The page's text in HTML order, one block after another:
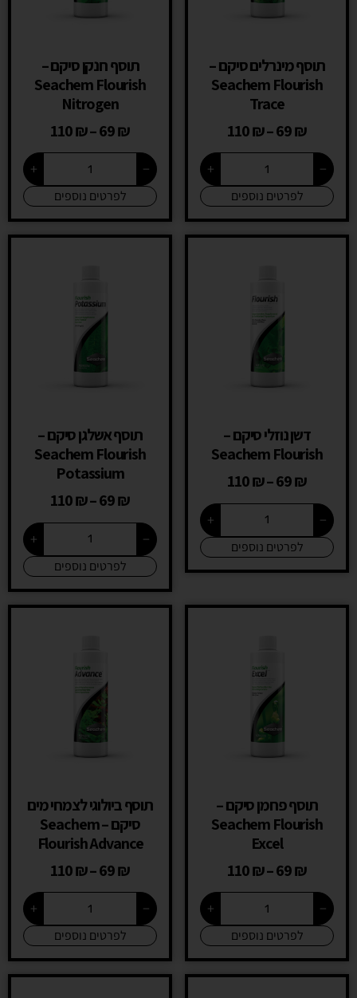
תוסף מינרלים סיקם –
Seachem Flourish
Trace
69₪
–
110₪
−
+
לפרטים נוספים
תוסף חנקן סיקם –
Seachem Flourish
Nitrogen
69₪
–
110₪
−
+
לפרטים נוספים
דשן נוזלי סיקם –
Seachem Flourish
69₪
–
110₪
−
+
לפרטים נוספים
תוסף אשלגן סיקם –
Seachem Flourish
Potassium
69₪
–
110₪
−
+
לפרטים נוספים
תוסף פחמן סיקם –
Seachem Flourish
Excel
69₪
–
110₪
−
+
לפרטים נוספים
תוסף ביולוגי לצמחי מים
סיקם – Seachem
Flourish Advance
69₪
–
110₪
−
+
לפרטים נוספים